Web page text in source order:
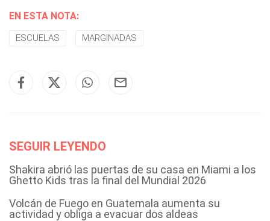
EN ESTA NOTA:
ESCUELAS MARGINADAS
SEGUIR LEYENDO
Shakira abrió las puertas de su casa en Miami a los
Ghetto Kids tras la final del Mundial 2026
Volcán de Fuego en Guatemala aumenta su
actividad y obliga a evacuar dos aldeas